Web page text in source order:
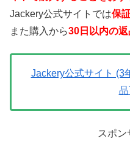
Jackery公式サイトでは保
また購入から30日以内の
Jackery公式サイト (3
スポン